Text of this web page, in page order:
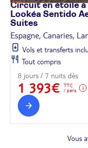
Circuit en étoile à
Lookéa Sentido
Suites
Espagne, Canaries,
Vols et transferts
Tout compris
8 jours / 7 nuits dès
1 393€
TTC
/ pers.
Vous